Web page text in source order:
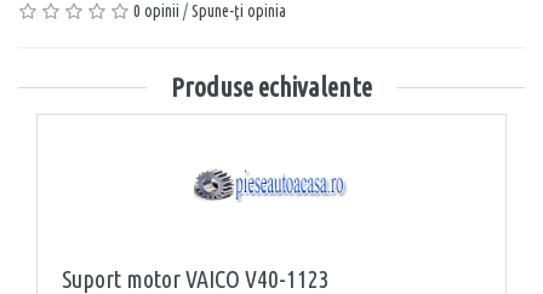
0 opinii /Spune-ţi opinia
Produse echivalente
Suport motor VAICO V40-1123